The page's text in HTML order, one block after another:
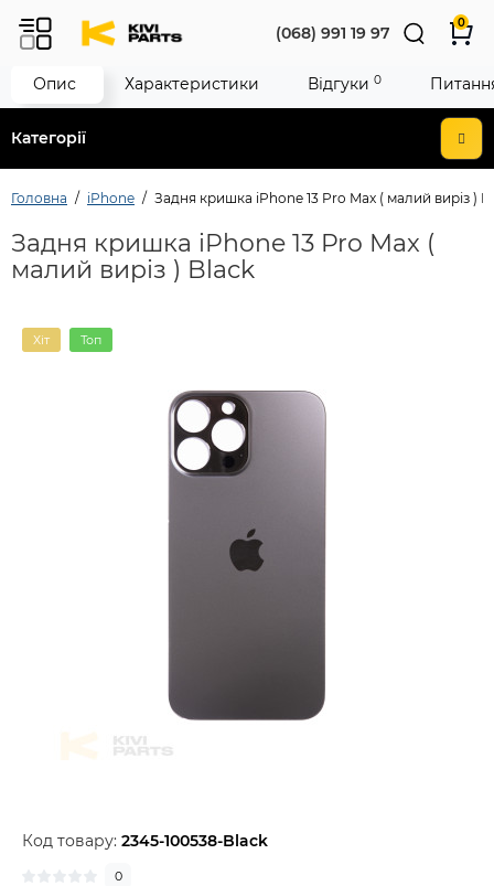
Категорії
(068) 991 19 97
0
Головна iPhone Задня кришка iPhone 13 Pro Max ( малий виріз )
Задня кришка iPhone 13 Pro Max (
малий виріз ) Black
Хіт Топ
Код товару: 2345-100538-Black
0
Опис Характеристики Відгуки 0